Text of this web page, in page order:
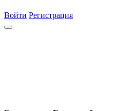
Войти Регистрация